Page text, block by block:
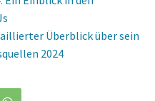
Überblick über sein
2024